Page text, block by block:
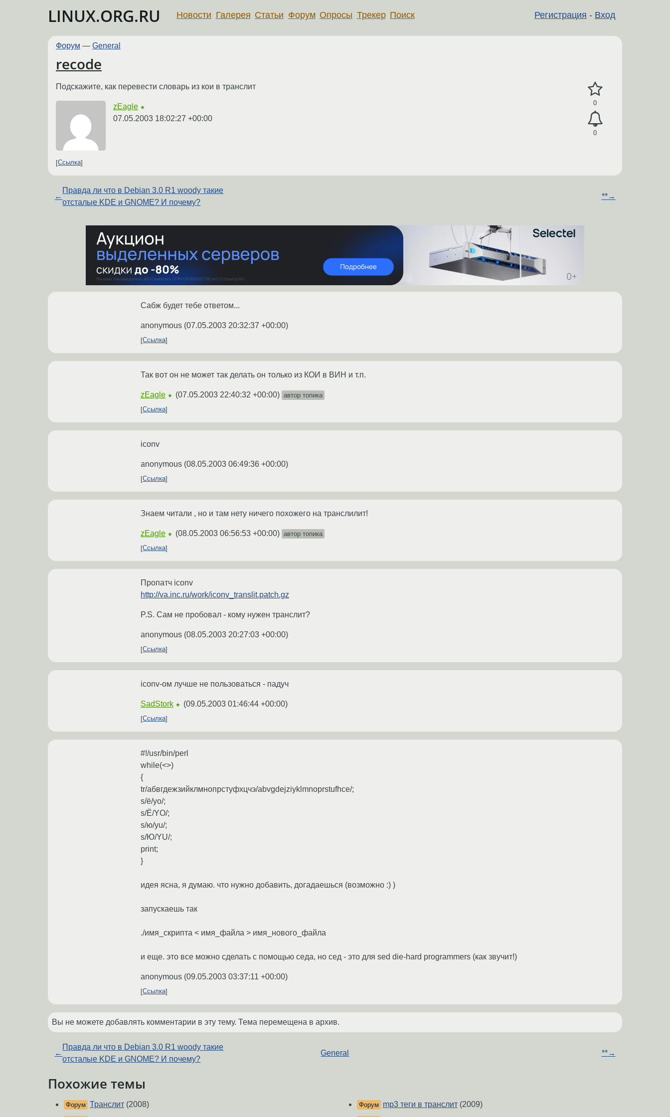
LINUX.ORG.RU Регистрация - Вход
Новости Галерея Статьи Форум Опросы Трекер Поиск
Форум — General
recode
0
0
Подскажите, как перевести словарь из кои в транслит
zEagle ★
07.05.2003 18:02:27 +00:00
Ссылка
←
Правда ли что в Debian 3.0 R1 woody такие
отсталые KDE и GNOME? И почему?
**→
Сабж будет тебе ответом...
anonymous (07.05.2003 20:32:37 +00:00)
Ссылка
Так вот он не может так делать он только из КОИ в ВИН и т.п.
zEagle ★ (07.05.2003 22:40:32 +00:00) автор топика
Ссылка
iconv
anonymous (08.05.2003 06:49:36 +00:00)
Ссылка
Знаем читали , но и там нету ничего похожего на транслилит!
zEagle ★ (08.05.2003 06:56:53 +00:00) автор топика
Ссылка
Пропатч iconv
http://va.inc.ru/work/iconv_translit.patch.gz
P.S. Сам не пробовал - кому нужен транслит?
anonymous (08.05.2003 20:27:03 +00:00)
Ссылка
iconv-ом лучше не пользоваться - падуч
SadStork ★ (09.05.2003 01:46:44 +00:00)
Ссылка
#!/usr/bin/perl
while(<>)
{
tr/абвгдежзийклмнопрстуфхцчэ/abvgdejziyklmnoprstufhce/;
s/ё/yo/;
s/Ё/YO/;
s/ю/yu/;
s/Ю/YU/;
print;
}
идея ясна, я думаю. что нужно добавить, догадаешься (возможно :) )
запускаешь так
./имя_скрипта < имя_файла > имя_нового_файла
и еще. это все можно сделать с помощью седа, но сед - это для sed die-hard programmers (как звучит!)
anonymous (09.05.2003 03:37:11 +00:00)
Ссылка
Вы не можете добавлять комментарии в эту тему. Тема перемещена в архив.
←
Правда ли что в Debian 3.0 R1 woody такие
отсталые KDE и GNOME? И почему?
General **→
Похожие темы
Форум Транслит (2008)
Форум mp3 теги в транслит(2009)